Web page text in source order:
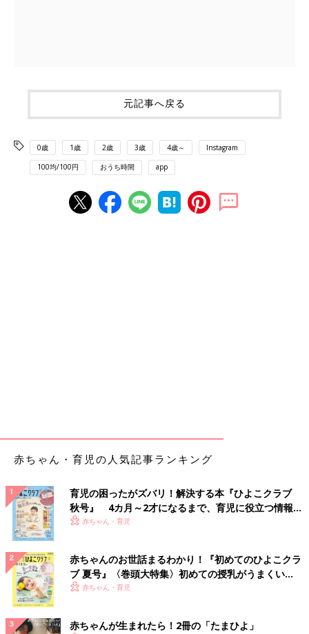
元記事へ戻る
0歳 1歳 2歳 3歳 4歳～ Instagram
100均/100円 おうち時間 app
赤ちゃん・育児の人気記事ランキング
育児の困ったがズバリ！解決する本『ひよこクラブ
秋号』 4カ月～2才になるまで、育児に役立つ情報が
いっぱい！
赤ちゃん・育児
赤ちゃんのお世話まるわかり！『初めてのひよこクラ
ブ 夏号』〈巻頭大特集〉初めての授乳がうまくい
く！ おっぱい・ミルクの基本と夏のトラブル 解決テ
赤ちゃん・育児
赤ちゃんが生まれたら！2冊の「たまひよ」